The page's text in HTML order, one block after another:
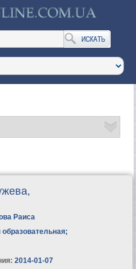
Раиса
образовательная;
2014-01-07